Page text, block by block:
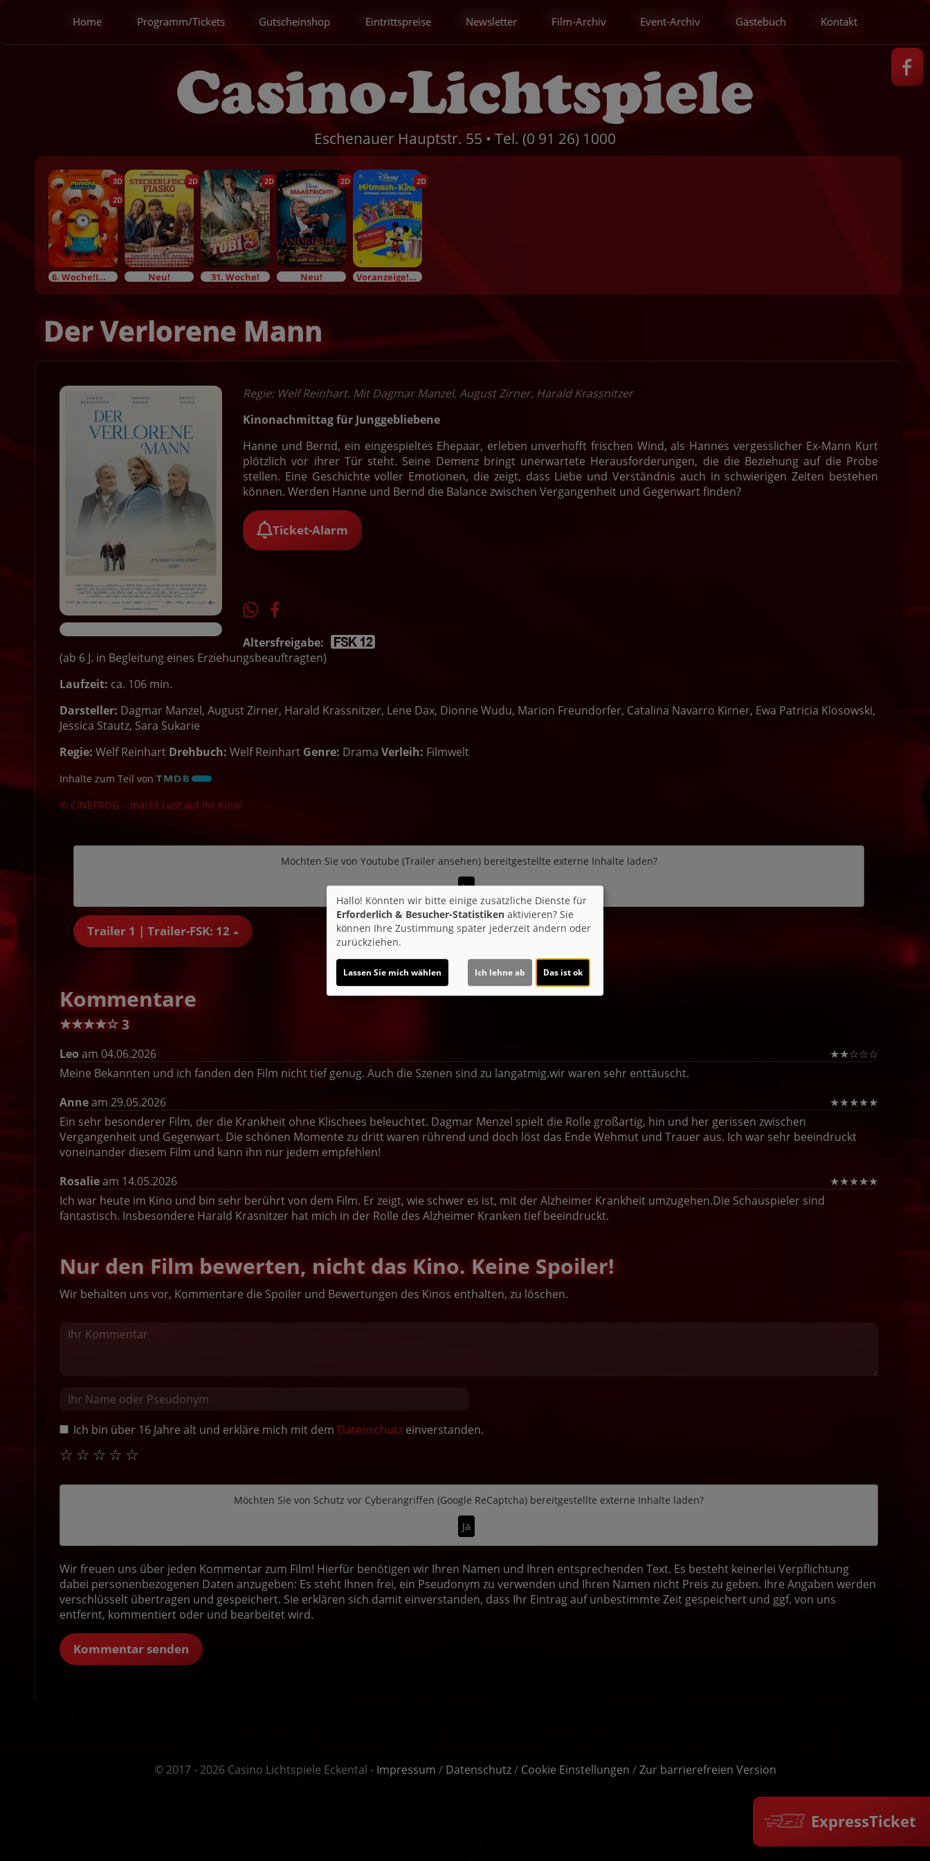
ExpressTicket
Home Programm/Tickets Gutscheinshop Eintrittspreise Newsletter Film-Archiv Event-Archiv Gästebuch Kontakt
Eschenauer Hauptstr. 55 • Tel. (0 91 26) 1000
3D
2D
6. Woche!Im Bundesstart
2D
Neu!
2D
31. Woche!
2D
Neu!
2D
Voranzeige!Im Bundesstart
Der Verlorene Mann
Regie: Welf Reinhart. Mit Dagmar Manzel, August Zirner, Harald Krassnitzer
Kinonachmittag für Junggebliebene
Hanne und Bernd, ein eingespieltes Ehepaar, erleben unverhofft frischen Wind, als Hannes vergesslicher Ex-Mann Kurt
plötzlich vor ihrer Tür steht. Seine Demenz bringt unerwartete Herausforderungen, die die Beziehung auf die Probe
stellen. Eine Geschichte voller Emotionen, die zeigt, dass Liebe und Verständnis auch in schwierigen Zeiten bestehen
können. Werden Hanne und Bernd die Balance zwischen Vergangenheit und Gegenwart finden?
Ticket-Alarm
Altersfreigabe:
(ab 6 J. in Begleitung eines Erziehungsbeauftragten)
Laufzeit: ca. 106 min.
Darsteller: Dagmar Manzel, August Zirner, Harald Krassnitzer, Lene Dax, Dionne Wudu, Marion Freundorfer, Catalina Navarro Kirner, Ewa Patricia Klosowski,
Jessica Stautz, Sara Sukarie
Regie: Welf Reinhart Drehbuch: Welf Reinhart Genre: Drama Verleih: Filmwelt
Inhalte zum Teil von
© CINEPROG ...macht Lust auf Ihr Kino!
Möchten Sie von Youtube (Trailer ansehen)bereitgestellte externe Inhalte laden?
Ja
Trailer 1 | Trailer-FSK: 12
Kommentare
★★★★☆3
Leo am 04.06.2026 ★★☆☆☆
Meine Bekannten und ich fanden den Film nicht tief genug. Auch die Szenen sind zu langatmig.wir waren sehr enttäuscht.
Anneam 29.05.2026 ★★★★★
Ein sehr besonderer Film, der die Krankheit ohne Klischees beleuchtet. Dagmar Menzel spielt die Rolle großartig, hin und her gerissen zwischen
Vergangenheit und Gegenwart. Die schönen Momente zu dritt waren rührend und doch löst das Ende Wehmut und Trauer aus. Ich war sehr beeindruckt
voneinander diesem Film und kann ihn nur jedem empfehlen!
Rosalieam 14.05.2026 ★★★★★
Ich war heute im Kino und bin sehr berührt von dem Film. Er zeigt, wie schwer es ist, mit der Alzheimer Krankheit umzugehen.Die Schauspieler sind
fantastisch. Insbesondere Harald Krasnitzer hat mich in der Rolle des Alzheimer Kranken tief beeindruckt.
Nur den Film bewerten, nicht das Kino. Keine Spoiler!
Wir behalten uns vor, Kommentare die Spoiler und Bewertungen des Kinos enthalten, zu löschen.
Ich bin über 16 Jahre alt und erkläre mich mit dem Datenschutz einverstanden.
☆
☆
☆
☆
☆
Möchten Sie von Schutz vor Cyberangriffen (Google ReCaptcha) bereitgestellte externe Inhalte laden?
Ja
Wir freuen uns über jeden Kommentar zum Film! Hierfür benötigen wir Ihren Namen und Ihren entsprechenden Text. Es besteht keinerlei Verpflichtung
dabei personenbezogenen Daten anzugeben: Es steht Ihnen frei, ein Pseudonym zu verwenden und Ihren Namen nicht Preis zu geben. Ihre Angaben werden
verschlüsselt übertragen und gespeichert. Sie erklären sich damit einverstanden, dass Ihr Eintrag auf unbestimmte Zeit gespeichert und ggf. von uns
entfernt, kommentiert oder und bearbeitet wird.
Kommentar senden
© 2017 - 2026 Casino Lichtspiele Eckental - Impressum / Datenschutz/ Cookie Einstellungen /Zur barrierefreien Version
Hallo! Könnten wir bitte einige zusätzliche Dienste für
Erforderlich & Besucher-Statistiken aktivieren? Sie
können Ihre Zustimmung später jederzeit ändern oder
zurückziehen.
Lassen Sie mich wählen Ich lehne ab Das ist ok